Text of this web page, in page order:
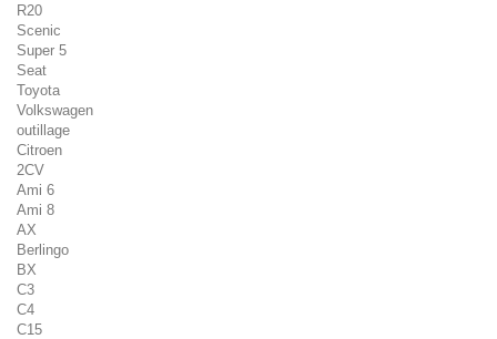
R20
Scenic
Super 5
Seat
Toyota
Volkswagen
outillage
Citroen
2CV
Ami 6
Ami 8
AX
Berlingo
BX
C3
C4
C15